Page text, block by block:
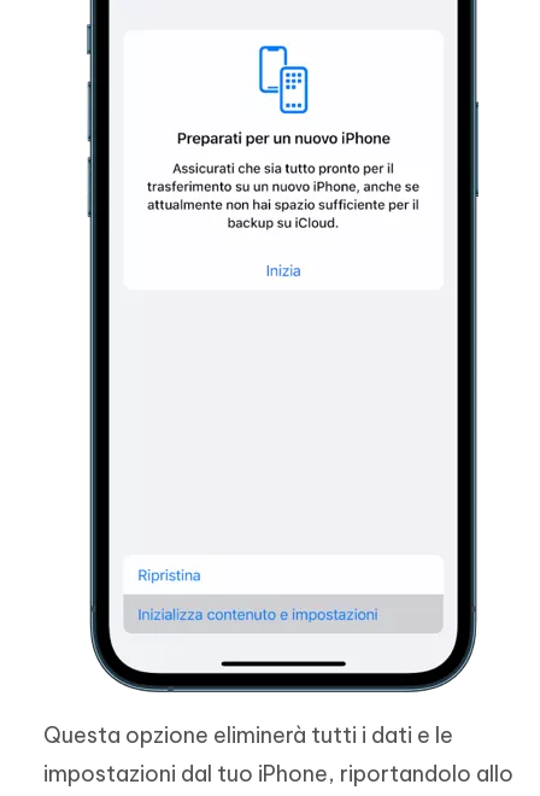
Questa opzione eliminerà tutti i dati e le
impostazioni dal tuo iPhone, riportandolo allo